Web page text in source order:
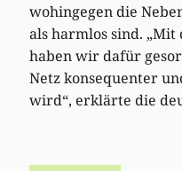
wohingegen die
als harmlos sind.
haben wir dafür
Netz konsequenter
wird“, erklärte die